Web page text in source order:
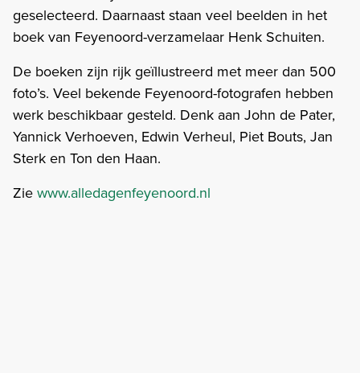
geselecteerd. Daarnaast staan veel beelden in het
boek van Feyenoord-verzamelaar Henk Schuiten.
De boeken zijn rijk geïllustreerd met meer dan 500
foto’s. Veel bekende Feyenoord-fotografen hebben
werk beschikbaar gesteld. Denk aan John de Pater,
Yannick Verhoeven, Edwin Verheul, Piet Bouts, Jan
Sterk en Ton den Haan.
Ziewww.alledagenfeyenoord.nl